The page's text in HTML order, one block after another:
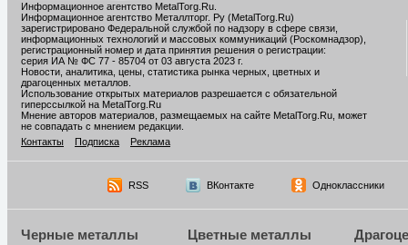
Информационное агентство MetalTorg.Ru
Информационное агентство Металлторг. Ру (MetalTorg.Ru)
зарегистрировано Федеральной службой по надзору в сфере связи,
информационных технологий и массовых коммуникаций (Роскомнадзор),
регистрационный номер и дата принятия решения о регистрации:
серия ИА № ФС 77 - 85704 от 03 августа 2023 г.
Новости, аналитика, цены, статистика рынка черных, цветных и
драгоценных металлов.
Использование открытых материалов разрешается с обязательной
гиперссылкой на MetalTorg.Ru
Мнение авторов материалов, размещаемых на сайте MetalTorg.Ru, может
не совпадать с мнением редакции.
Контакты
Подписка Реклама
RSS ВКонтакте Одноклассники
Черные металлы Цветные металлы